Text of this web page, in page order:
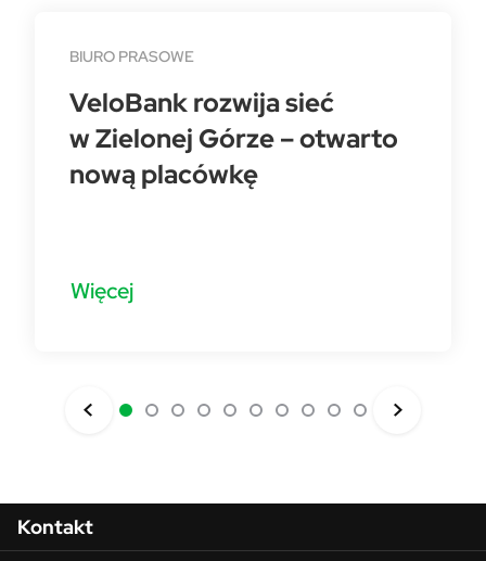
BIURO PRASOWE
VeloBank rozwija sieć
w Zielonej Górze – otwarto
nową placówkę
Więcej
Menu w stopce
Kontakt